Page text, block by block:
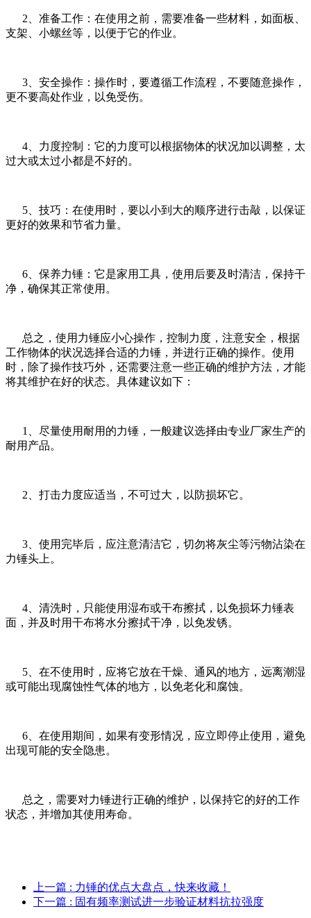
2、准备工作：在使用之前，需要准备一些材料，如面板、
支架、小螺丝等，以便于它的作业。
3、安全操作：操作时，要遵循工作流程，不要随意操作，
更不要高处作业，以免受伤。
4、力度控制：它的力度可以根据物体的状况加以调整，太
过大或太过小都是不好的。
5、技巧：在使用时，要以小到大的顺序进行击敲，以保证
更好的效果和节省力量。
6、保养力锤：它是家用工具，使用后要及时清洁，保持干
净，确保其正常使用。
总之，使用力锤应小心操作，控制力度，注意安全，根据
工作物体的状况选择合适的力锤，并进行正确的操作。使用
时，除了操作技巧外，还需要注意一些正确的维护方法，才能
将其维护在好的状态。具体建议如下：
1、尽量使用耐用的力锤，一般建议选择由专业厂家生产的
耐用产品。
2、打击力度应适当，不可过大，以防损坏它。
3、使用完毕后，应注意清洁它，切勿将灰尘等污物沾染在
力锤头上。
4、清洗时，只能使用湿布或干布擦拭，以免损坏力锤表
面，并及时用干布将水分擦拭干净，以免发锈。
5、在不使用时，应将它放在干燥、通风的地方，远离潮湿
或可能出现腐蚀性气体的地方，以免老化和腐蚀。
6、在使用期间，如果有变形情况，应立即停止使用，避免
出现可能的安全隐患。
总之，需要对力锤进行正确的维护，以保持它的好的工作
状态，并增加其使用寿命。
上一篇 : 力锤的优点大盘点，快来收藏！
下一篇 : 固有频率测试进一步验证材料抗拉强度